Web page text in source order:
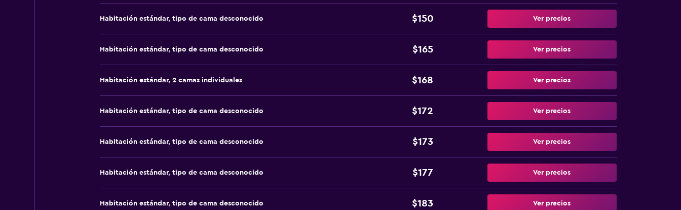
Habitación estándar, tipo de cama desconocido $150 Ver precios
Habitación estándar, tipo de cama desconocido $165 Ver precios
Habitación estándar, 2 camas individuales $168 Ver precios
Habitación estándar, tipo de cama desconocido $172 Ver precios
Habitación estándar, tipo de cama desconocido $173 Ver precios
Habitación estándar, tipo de cama desconocido $177 Ver precios
Habitación estándar, tipo de cama desconocido $183 Ver precios